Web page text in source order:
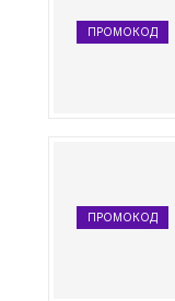
ПРОМОКОД
ПРОМОКОД